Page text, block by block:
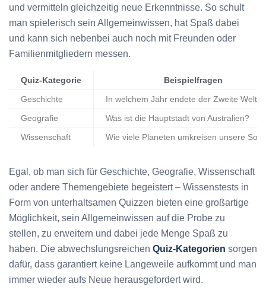
und vermitteln gleichzeitig neue Erkenntnisse. So schult
man spielerisch sein Allgemeinwissen, hat Spaß dabei
und kann sich nebenbei auch noch mit Freunden oder
Familienmitgliedern messen.
Quiz-Kategorie Beispielfragen
Geschichte In welchem Jahr endete der Zweite
Geografie Was ist die Hauptstadt von Australien?
Wissenschaft Wie viele Planeten umkreisen unsere
Egal, ob man sich für Geschichte, Geografie, Wissenschaft
oder andere Themengebiete begeistert – Wissenstests in
Form von unterhaltsamen Quizzen bieten eine großartige
Möglichkeit, sein Allgemeinwissen auf die Probe zu
stellen, zu erweitern und dabei jede Menge Spaß zu
haben. Die abwechslungsreichen Quiz-Kategorien sorgen
dafür, dass garantiert keine Langeweile aufkommt und man
immer wieder aufs Neue herausgefordert wird.